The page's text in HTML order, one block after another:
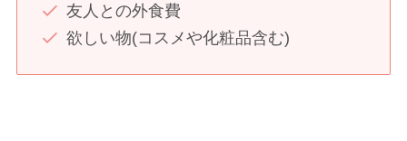
友人との外食費
欲しい物(コスメや化粧品含む)